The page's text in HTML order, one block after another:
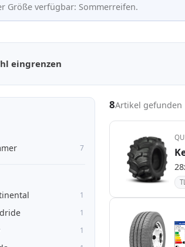
Größe verfügbar: Sommerreifen.
eingrenzen
7
1
1
1
Reifen in 215/80 R14
8Artikel gefunden
TL
Goodride
215 R14C 112Q
C
E E